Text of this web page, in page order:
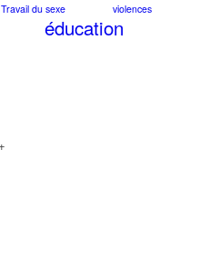
Travail du sexe
violences
éducation